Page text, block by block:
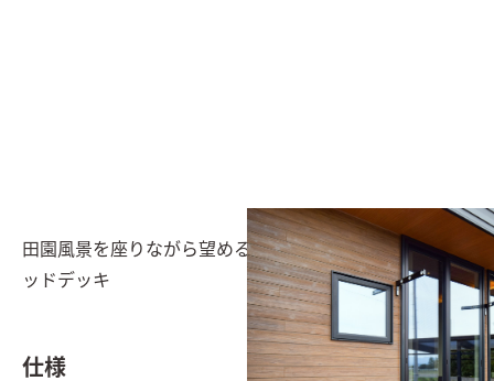
田園風景を座りながら望めるように作られた縁側風のウ
ッドデッキ
仕様